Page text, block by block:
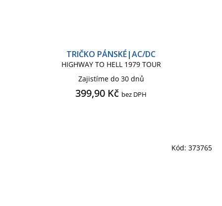
TRIČKO PÁNSKÉ|AC/DC
HIGHWAY TO HELL 1979 TOUR
Zajistíme do 30 dnů
399,90 Kč bez DPH
Kód: 373765